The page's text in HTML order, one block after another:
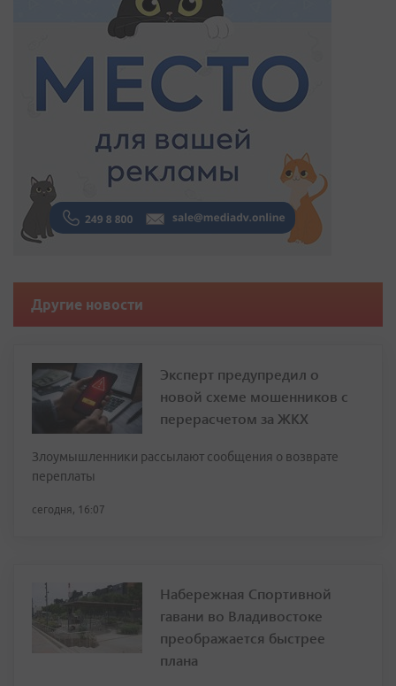
Другие новости
Эксперт предупредил о
новой схеме мошенников с
перерасчетом за ЖКХ
Злоумышленники рассылают сообщения о возврате
переплаты
сегодня, 16:07
Набережная Спортивной
гавани во Владивостоке
преображается быстрее
плана